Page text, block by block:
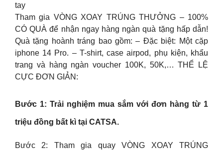
tay
Tham gia VÒNG XOAY TRÚNG THƯỞNG – 100%
CÓ QUÀ để nhận ngay hàng ngàn quà tặng hấp dẫn!
Quà tặng hoành tráng bao gồm: – Đặc biệt: Một cặp
iphone 14 Pro. – T-shirt, case airpod, phụ kiện, khẩu
trang và hàng ngàn voucher 100K, 50K,… THỂ LỆ
CỰC ĐƠN GIẢN:
Bước 1: Trải nghiệm mua sắm với đơn hàng từ 1
triệu đồng bất kì tại CATSA.
Bước 2: Tham gia quay VÒNG XOAY TRÚNG